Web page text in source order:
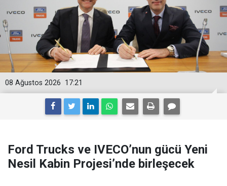
17:21
08 Ağustos 2026
Ford Trucks ve IVECO’nun gücü Yeni
Nesil Kabin Projesi’nde birleşecek